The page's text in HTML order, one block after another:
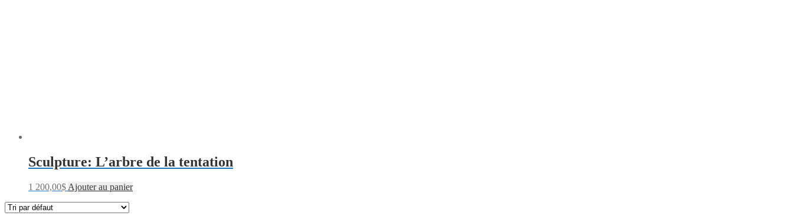
Sculpture: L’arbre de la tentation
1 200,00$ Ajouter au panier